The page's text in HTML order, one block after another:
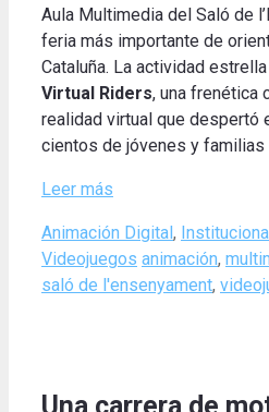
Aula Multimedia del Saló de
feria más importante de
Cataluña. La actividad
Virtual Riders, una frenética
realidad virtual que despertó
cientos de jóvenes y familias
Leer más
Categories
Animación Digital,
Videojuegos Tags
animación,
saló de l'ensenyament,